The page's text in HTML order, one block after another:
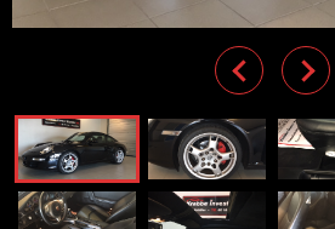
Previous